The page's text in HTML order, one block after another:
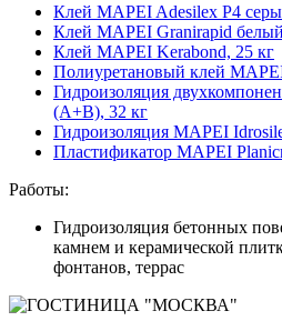
Клей MAPEI Adesilex P4
Клей MAPEI Granirapid
Клей MAPEI Kerabond, 25 кг
Полиуретановый клей
Гидроизоляция
(А+B), 32 кг
Гидроизоляция MAPEI
Пластификатор MAPEI
Работы:
Гидроизоляция бетонных
камнем и керамической
фонтанов, террас